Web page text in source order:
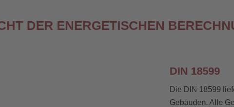
DER ENERGETISCHEN
DIN 18599
Die DIN 18599
Gebäuden. Alle